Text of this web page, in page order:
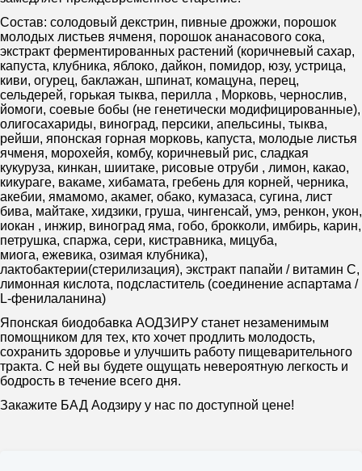
Состав: солодовый декстрин, пивные дрожжи, порошок
молодых листьев ячменя, порошок ананасового сока,
экстракт ферментированных растений (коричневый сахар,
капуста, клубника, яблоко, дайкон, помидор, юзу, устрица,
киви, огурец, баклажан, шпинат, комацуна, перец,
сельдерей, горькая тыква, перилла , Морковь, чернослив,
йомоги, соевые бобы (не генетически модифицированные),
олигосахариды, виноград, персики, апельсины, тыква,
рейши, японская горная морковь, капуста, молодые листья
ячменя, морохейя, комбу, коричневый рис, сладкая
кукуруза, кинкан, шиитаке, рисовые отруби , лимон, какао,
кикураге, вакаме, хибамата, гребень для корней, черника,
акебии, ямамомо, акамег, обако, кумазаса, сугина, лист
бива, майтаке, хидзики, груша, чингенсай, умэ, ренкон, укон,
иокан , инжир, виноград яма, гобо, брокколи, имбирь, карин,
петрушка, спаржа, сери, кистравника, мицуба,
миога, ежевика, озимая клубника),
лактобактерии(стерилизация), экстракт папайи / витамин С,
лимонная кислота, подсластитель (соединение аспартама /
L-фенилаланина)
Японская биодобавка АОДЗИРУ станет незаменимым
помощником для тех, кто хочет продлить молодость,
сохранить здоровье и улучшить работу пищеварительного
тракта. С ней вы будете ощущать невероятную легкость и
бодрость в течение всего дня.
Закажите БАД Аодзиру у нас по доступной цене!